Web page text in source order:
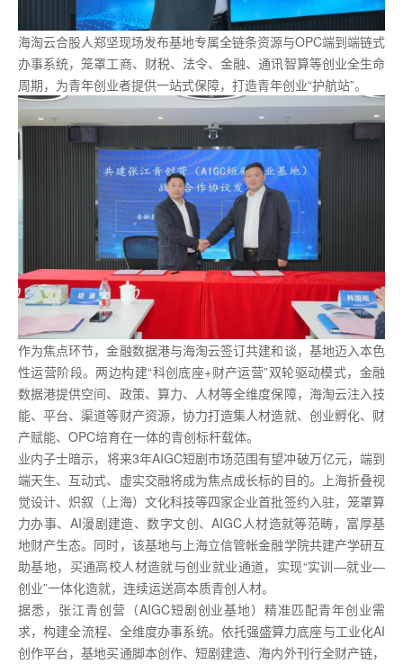
海淘云合股人郑坚现场发布基地专属全链条资源与OPC端到端链式
办事系统，笼罩工商、财税、法令、金融、通讯智算等创业全生命
周期，为青年创业者提供一站式保障，打造青年创业“护航站”。
作为焦点环节，金融数据港与海淘云签订共建和谈，基地迈入本色
性运营阶段。两边构建“科创底座+财产运营”双轮驱动模式，金融
数据港提供空间、政策、算力、人材等全维度保障，海淘云注入技
能、平台、渠道等财产资源，协力打造集人材造就、创业孵化、财
产赋能、OPC培育在一体的青创标杆载体。
业内子士暗示，将来3年AIGC短剧市场范围有望冲破万亿元，端到
端天生、互动式、虚实交融将成为焦点成长标的目的。上海折叠视
觉设计、炽叙（上海）文化科技等四家企业首批签约入驻，笼罩算
力办事、AI漫剧建造、数字文创、AIGC人材造就等范畴，富厚基
地财产生态。同时，该基地与上海立信管帐金融学院共建产学研互
助基地，买通高校人材造就与创业就业通道，实现“实训—就业—
创业”一体化造就，连续运送高本质青创人材。
据悉，张江青创营（AIGC短剧创业基地）精准匹配青年创业需
求，构建全流程、全维度办事系统。依托强盛算力底座与工业化AI
创作平台，基地买通脚本创作、短剧建造、海内外刊行全财产链，